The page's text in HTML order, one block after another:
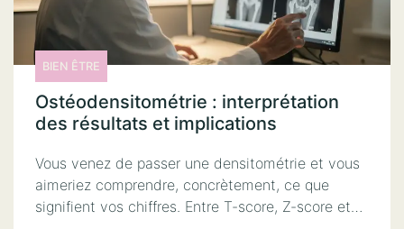
BIEN ÊTRE
Ostéodensitométrie : interprétation
des résultats et implications
Vous venez de passer une densitométrie et vous
aimeriez comprendre, concrètement, ce que
signifient vos chiffres. Entre T-score, Z-score et…